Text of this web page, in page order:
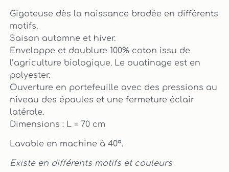
Gigoteuse dès la naissance brodée en différents
motifs.
Saison automne et hiver.
Enveloppe et doublure 100% coton issu de
l’agriculture biologique. Le ouatinage est en
polyester.
Ouverture en portefeuille avec des pressions au
niveau des épaules et une fermeture éclair
latérale.
Dimensions : L = 70 cm
Lavable en machine à 40°.
Existe en différents motifs et couleurs